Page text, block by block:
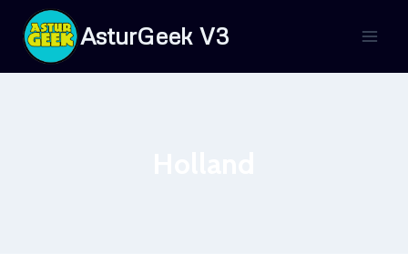
Saltar
contenido
AsturGeek V3